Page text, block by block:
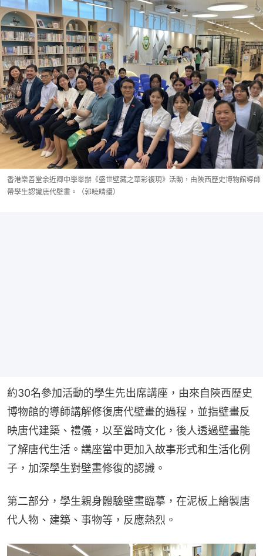
香港樂善堂余近卿中學舉辦《盛世壁藏之華彩複現》活動，由陝西歷史博物館導師
帶學生認識唐代壁畫。（郭曉晴攝）
約30名參加活動的學生先出席講座，由來自陝西歷史
博物館的導師講解修復唐代壁畫的過程，並指壁畫反
映唐代建築、禮儀，以至當時文化，後人透過壁畫能
了解唐代生活。講座當中更加入故事形式和生活化例
子，加深學生對壁畫修復的認識。
第二部分，學生親身體驗壁畫臨摹，在泥板上繪製唐
代人物、建築、事物等，反應熱烈。